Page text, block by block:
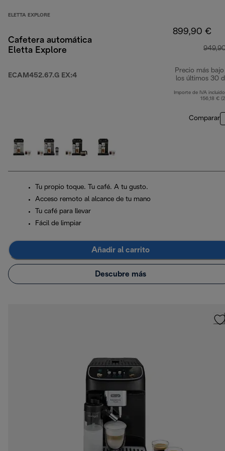
ELETTA EXPLORE
Cafetera automática
Eletta Explore
ECAM452.67.G EX:4
899,90 €
Precio más bajo
los últimos 30
Importe de IVA
156,18 €
Comparar
Tu propio toque. Tu café. A tu gusto.
Acceso remoto al alcance de tu mano
Tu café para llevar
Fácil de limpiar
Añadir al carrito
Descubre más